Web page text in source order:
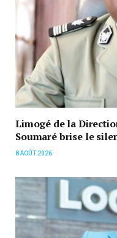
Limogé de la
Soumaré brise le
8 AOÛT 2026